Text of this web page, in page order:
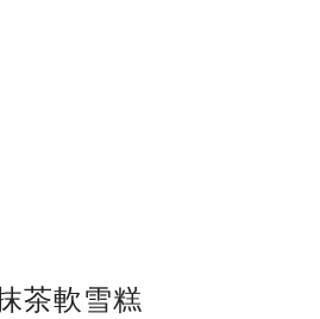
茶軟雪糕